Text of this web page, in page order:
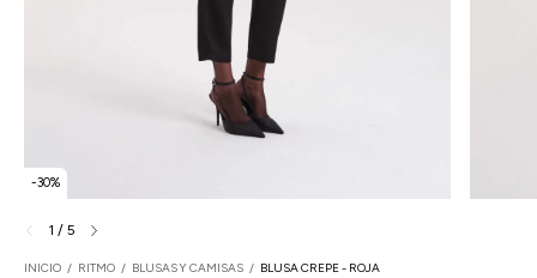
-30%
1 / 5
INICIO / RITMO / BLUSAS Y CAMISAS / BLUSA CREPE - ROJA